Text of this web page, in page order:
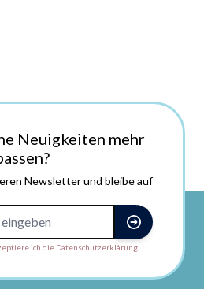
Neuigkeiten mehr
Newsletter und bleibe auf
ich die Datenschutzerklärung.